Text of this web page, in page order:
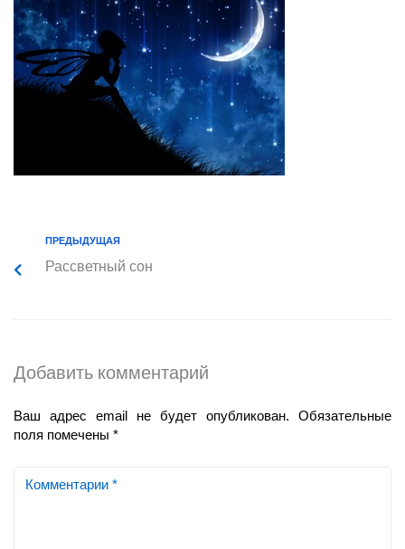
ПРЕДЫДУЩАЯ
Рассветный сон
Добавить комментарий
Ваш адрес email не будет опубликован.
Обязательные
поля помечены *